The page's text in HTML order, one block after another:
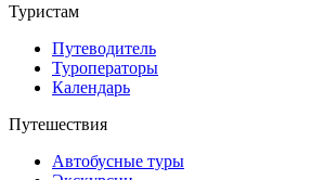
Туристам
Путеводитель
Туроператоры
Календарь
Путешествия
Автобусные туры